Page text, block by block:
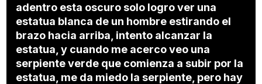
adentro esta oscuro solo logro ver una
estatua blanca de un hombre estirando el
brazo hacia arriba, intento alcanzar la
estatua, y cuando me acerco veo una
serpiente verde que comienza a subir por la
estatua, me da miedo la serpiente, pero hay